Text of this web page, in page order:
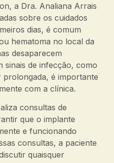
a Dra. Analiana Arrais
sobre os cuidados
dias, é comum
hematoma no local da
desaparecem
sinais de infecção, como
é importante
com a clínica.
consultas de
que o implante
e funcionando
consultas, a paciente
quaisquer